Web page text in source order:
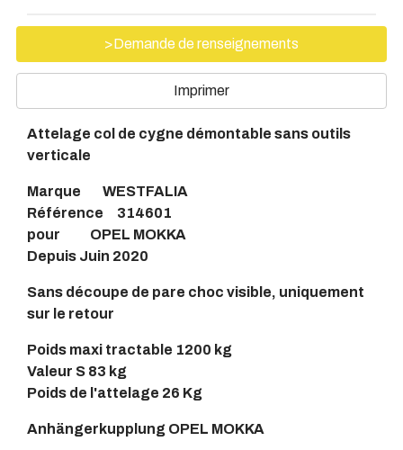
>Demande de renseignements
Imprimer
Attelage col de cygne démontable sans outils
verticale
Marque WESTFALIA
Référence 314601
pour OPEL MOKKA
Depuis Juin 2020
Sans découpe de pare choc visible, uniquement
sur le retour
Poids maxi tractable 1200 kg
Valeur S 83 kg
Poids de l'attelage 26 Kg
Anhängerkupplung OPEL MOKKA